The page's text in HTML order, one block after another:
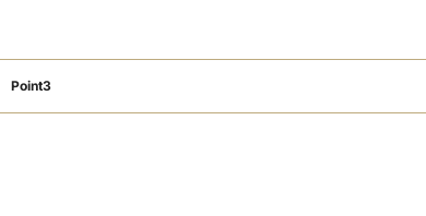
込み
ください。
Point3